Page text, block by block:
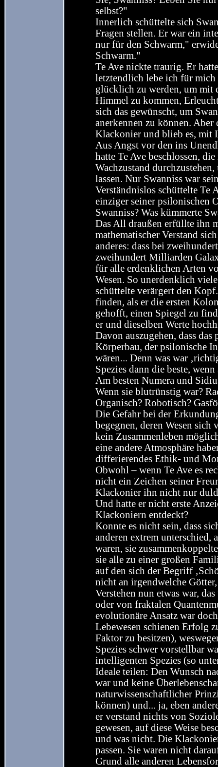
selbst?"
Innerlich schüttelte sich
Fragen stellen. Er war ein
nur für den Schwarm,"
Schwarm."
Te Ave nickte traurig. Er
letztendlich lebe ich für mich
glücklich zu werden, um mit
Himmel zu kommen,
sich das gewünscht, um
anerkennen zu können. Aber
Klackonier und blieb es, mit
Aus Angst vor den ins
hatte Te Ave beschlossen,
Wachzustand
lassen. Nur Swanniss war
Verständnislos schüttelte Te
einziger seiner psilonischen
Swanniss? Was kümmerte
Das All draußen erfüllte ihn
mathematischer Verstand
anderes: dass bei
zweihundert Milliarden
für alle erdenklichen Arten
Wesen. So unerdenklich
schüttelte verärgert den
finden, als er die ersten
gehofft, einen Spiegel zu
er und dieselben Werte
Davon auszugehen, dass
Körperbau, der psilonische
wären... Denn was war
Spezies dann die beste,
Am besten Numera und
Wenn sie blutrünstig war?
Organisch? Robotisch?
Die Gefahr bei der
begegnen, deren Wesen sich
kein Zusammenleben
eine andere Atmosphäre
differierendes Ethik- und
Obwohl – wenn Te Ave es
nicht ein Zeichen seiner
Klackonier ihn nicht nur
Und hatte er nicht erste
Klackoniern entdeckt?
Konnte es nicht sein, dass
anderen extrem unterschied,
waren, sie
sie alle zu einer großen
auf den sich der Begriff
nicht an irgendwelche
Verstehen nun etwas war,
oder von fraktalen
evolutionäre Ansatz war
Lebewesen schienen Erfolg
Faktor zu besitzen),
Spezies schwer vorstellbar
intelligenten Spezies (so
Ideale teilen: Den Wunsch
war und keine
naturwissenschaftlicher
können) und... ja, eben
er verstand nichts von
gewesen, auf diese Weise
und was nicht. Die
passen. Sie waren nicht
Grund alle anderen